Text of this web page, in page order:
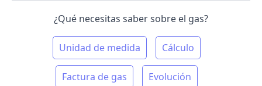
¿Qué necesitas saber sobre el gas?
Unidad de medida Cálculo
Factura de gas Evolución